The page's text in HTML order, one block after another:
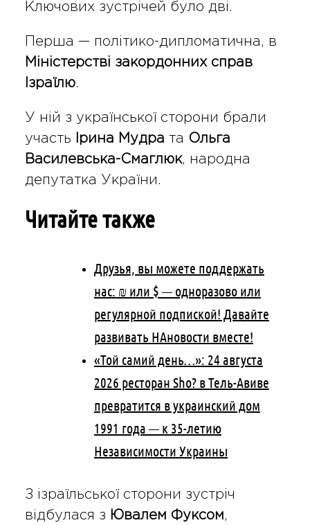
Ключових зустрічей було дві.
Перша — політико-дипломатична, в
Міністерстві закордонних справ
Ізраїлю.
У ній з української сторони брали
участь
Ірина Мудра та Ольга
Василевська-Смаглюк, народна
депутатка України.
Читайте также
Друзья, вы можете поддержать
нас: ₪ или $ — одноразово или
регулярной подпиской! Давайте
развивать НАновости вместе!
«Той самий день…»: 24 августа
2026 ресторан Sho? в Тель-Авиве
превратится в украинский дом
1991 года — к 35-летию
Независимости Украины
З ізраїльської сторони зустріч
відбулася з Ювалем Фуксом,